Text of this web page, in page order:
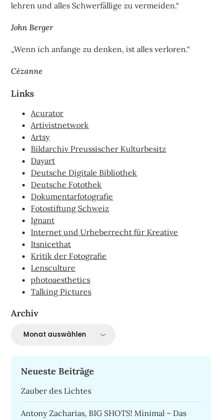
lehren und alles Schwerfällige zu vermeiden.“
John Berger
„Wenn ich anfange zu denken, ist alles verloren.“
Cézanne
Links
Acurator
Artivistnetwork
Artsy
Bildarchiv Preussischer Kulturbesitz
Dayart
Deutsche Digitale Bibliothek
Deutsche Fotothek
Dokumentarfotografie
Fotostiftung Schweiz
Ignant
Internet und Urheberrecht für Kreative
Itsnicethat
Kritik der Fotografie
Lensculture
photoaesthetics
Talking Pictures
Archiv
Archiv
Neueste Beiträge
Zauber des Lichtes
Antony Zacharias, BIG SHOTS! Minimal – Das